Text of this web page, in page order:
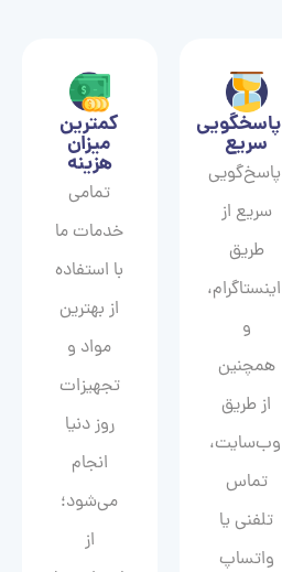
پاسخگویی
سریع
پاسخ‌گویی
سریع از
طریق
اینستاگرام،
و
همچنین
از طریق
وب‌سایت،
تماس
تلفنی یا
واتساپ
کمترین
میزان
هزینه
تمامی
خدمات ما
با استفاده
از بهترین
مواد و
تجهیزات
روز دنیا
انجام
می‌شود؛
از